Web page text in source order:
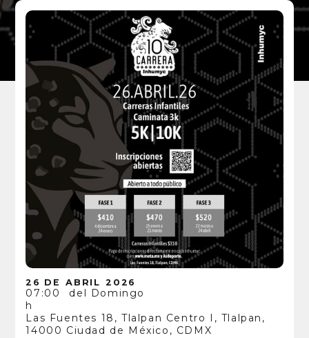
26 DE ABRIL 2026
07:00
h
del Domingo
Las Fuentes 18, Tlalpan Centro I, Tlalpan,
14000 Ciudad de México, CDMX